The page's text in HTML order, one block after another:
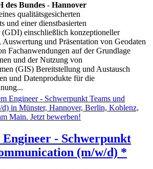
des Bundes - Hannover
qualitätsgesicherten
und einer dienstbasierten
(GDI) einschließlich konzeptioneller
und Präsentation von Geodaten
Fachanwendungen auf der Grundlage
und der Nutzung von
(GIS) Bereitstellung und Austausch
und Datenprodukte für die
Engineer - Schwerpunkt
(m/w/d) *